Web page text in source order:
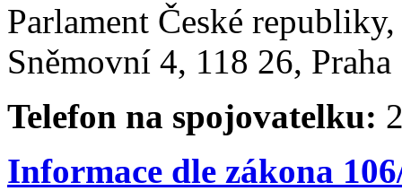
Parlament České
Sněmovní 4, 118 26,
Telefon na spojovatelku:
Informace dle zákona